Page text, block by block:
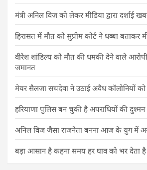
मंत्री अनिल विज को लेकर मीडिया द्वारा दर्शाई
हिरासत में मौत को सुप्रीम कोर्ट ने धब्बा बताकर
वीरेश शांडिल्य को मौत की धमकी देने वाले आरोपी
जमानत
मेयर सैलजा सचदेवा ने उठाई अवैध कॉलोनियों
हरियाणा पुलिस बन चुकी है अपराधियों की दुश्मन
अनिल विज जैसा राजनेता बनना आज के युग में
बड़ा आसान है कहना समय हर घाव को भर देता है